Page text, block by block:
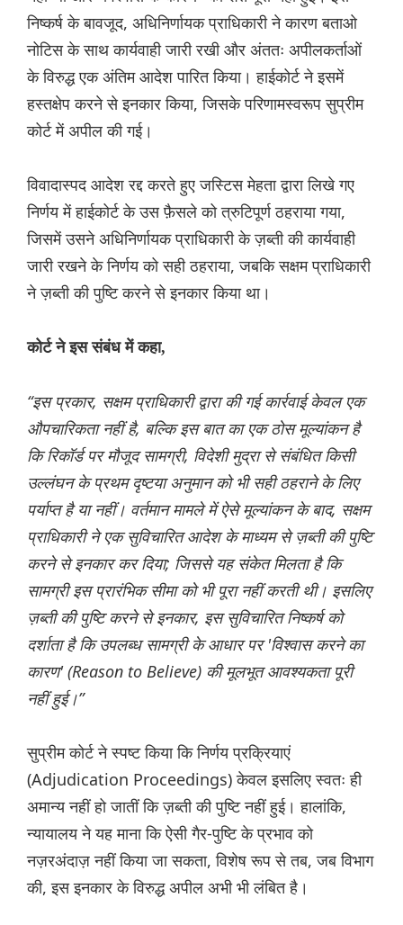
निष्कर्ष के बावजूद, अधिनिर्णायक प्राधिकारी ने कारण बताओ
नोटिस के साथ कार्यवाही जारी रखी और अंततः अपीलकर्ताओं
के विरुद्ध एक अंतिम आदेश पारित किया। हाईकोर्ट ने इसमें
हस्तक्षेप करने से इनकार किया, जिसके परिणामस्वरूप सुप्रीम
कोर्ट में अपील की गई।
विवादास्पद आदेश रद्द करते हुए जस्टिस मेहता द्वारा लिखे गए
निर्णय में हाईकोर्ट के उस फ़ैसले को त्रुटिपूर्ण ठहराया गया,
जिसमें उसने अधिनिर्णायक प्राधिकारी के ज़ब्ती की कार्यवाही
जारी रखने के निर्णय को सही ठहराया, जबकि सक्षम प्राधिकारी
ने ज़ब्ती की पुष्टि करने से इनकार किया था।
कोर्ट ने इस संबंध में कहा,
“इस प्रकार, सक्षम प्राधिकारी द्वारा की गई कार्रवाई केवल एक
औपचारिकता नहीं है, बल्कि इस बात का एक ठोस मूल्यांकन है
कि रिकॉर्ड पर मौजूद सामग्री, विदेशी मुद्रा से संबंधित किसी
उल्लंघन के प्रथम दृष्टया अनुमान को भी सही ठहराने के लिए
पर्याप्त है या नहीं। वर्तमान मामले में ऐसे मूल्यांकन के बाद, सक्षम
प्राधिकारी ने एक सुविचारित आदेश के माध्यम से ज़ब्ती की पुष्टि
करने से इनकार कर दिया; जिससे यह संकेत मिलता है कि
सामग्री इस प्रारंभिक सीमा को भी पूरा नहीं करती थी। इसलिए
ज़ब्ती की पुष्टि करने से इनकार, इस सुविचारित निष्कर्ष को
दर्शाता है कि उपलब्ध सामग्री के आधार पर 'विश्वास करने का
कारण' (Reason to Believe) की मूलभूत आवश्यकता पूरी
नहीं हुई।”
सुप्रीम कोर्ट ने स्पष्ट किया कि निर्णय प्रक्रियाएं
(Adjudication Proceedings) केवल इसलिए स्वतः ही
अमान्य नहीं हो जातीं कि ज़ब्ती की पुष्टि नहीं हुई। हालांकि,
न्यायालय ने यह माना कि ऐसी गैर-पुष्टि के प्रभाव को
नज़रअंदाज़ नहीं किया जा सकता, विशेष रूप से तब, जब विभाग
की, इस इनकार के विरुद्ध अपील अभी भी लंबित है।